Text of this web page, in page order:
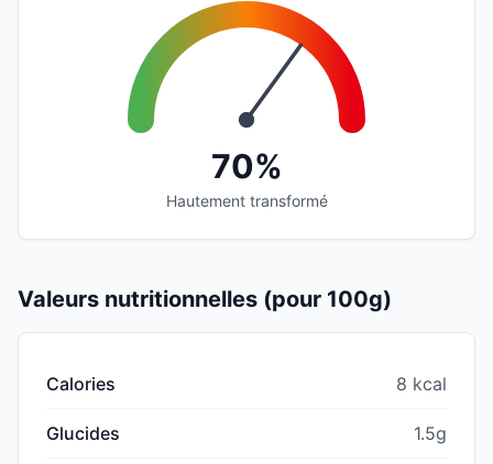
70%
Hautement transformé
Valeurs nutritionnelles (pour 100g)
Calories 8 kcal
Glucides 1.5g